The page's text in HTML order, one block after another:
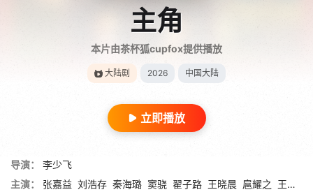
主角
本片由茶杯狐cupfox提供播放
大陆剧 2026 中国大陆
立即播放
导演：
李少飞
主演：
张嘉益 刘浩存 秦海璐 窦骁 翟子路 王晓晨 扈耀之 王海燕